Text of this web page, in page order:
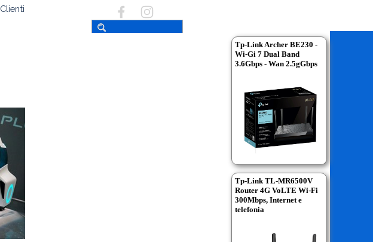
Clienti
Tp-Link Archer BE230 -
Wi-Gi 7 Dual Band
3.6Gbps - Wan 2.5gGbps
Tp-Link TL-MR6500V
Router 4G VoLTE Wi-Fi
300Mbps, Internet e
telefonia